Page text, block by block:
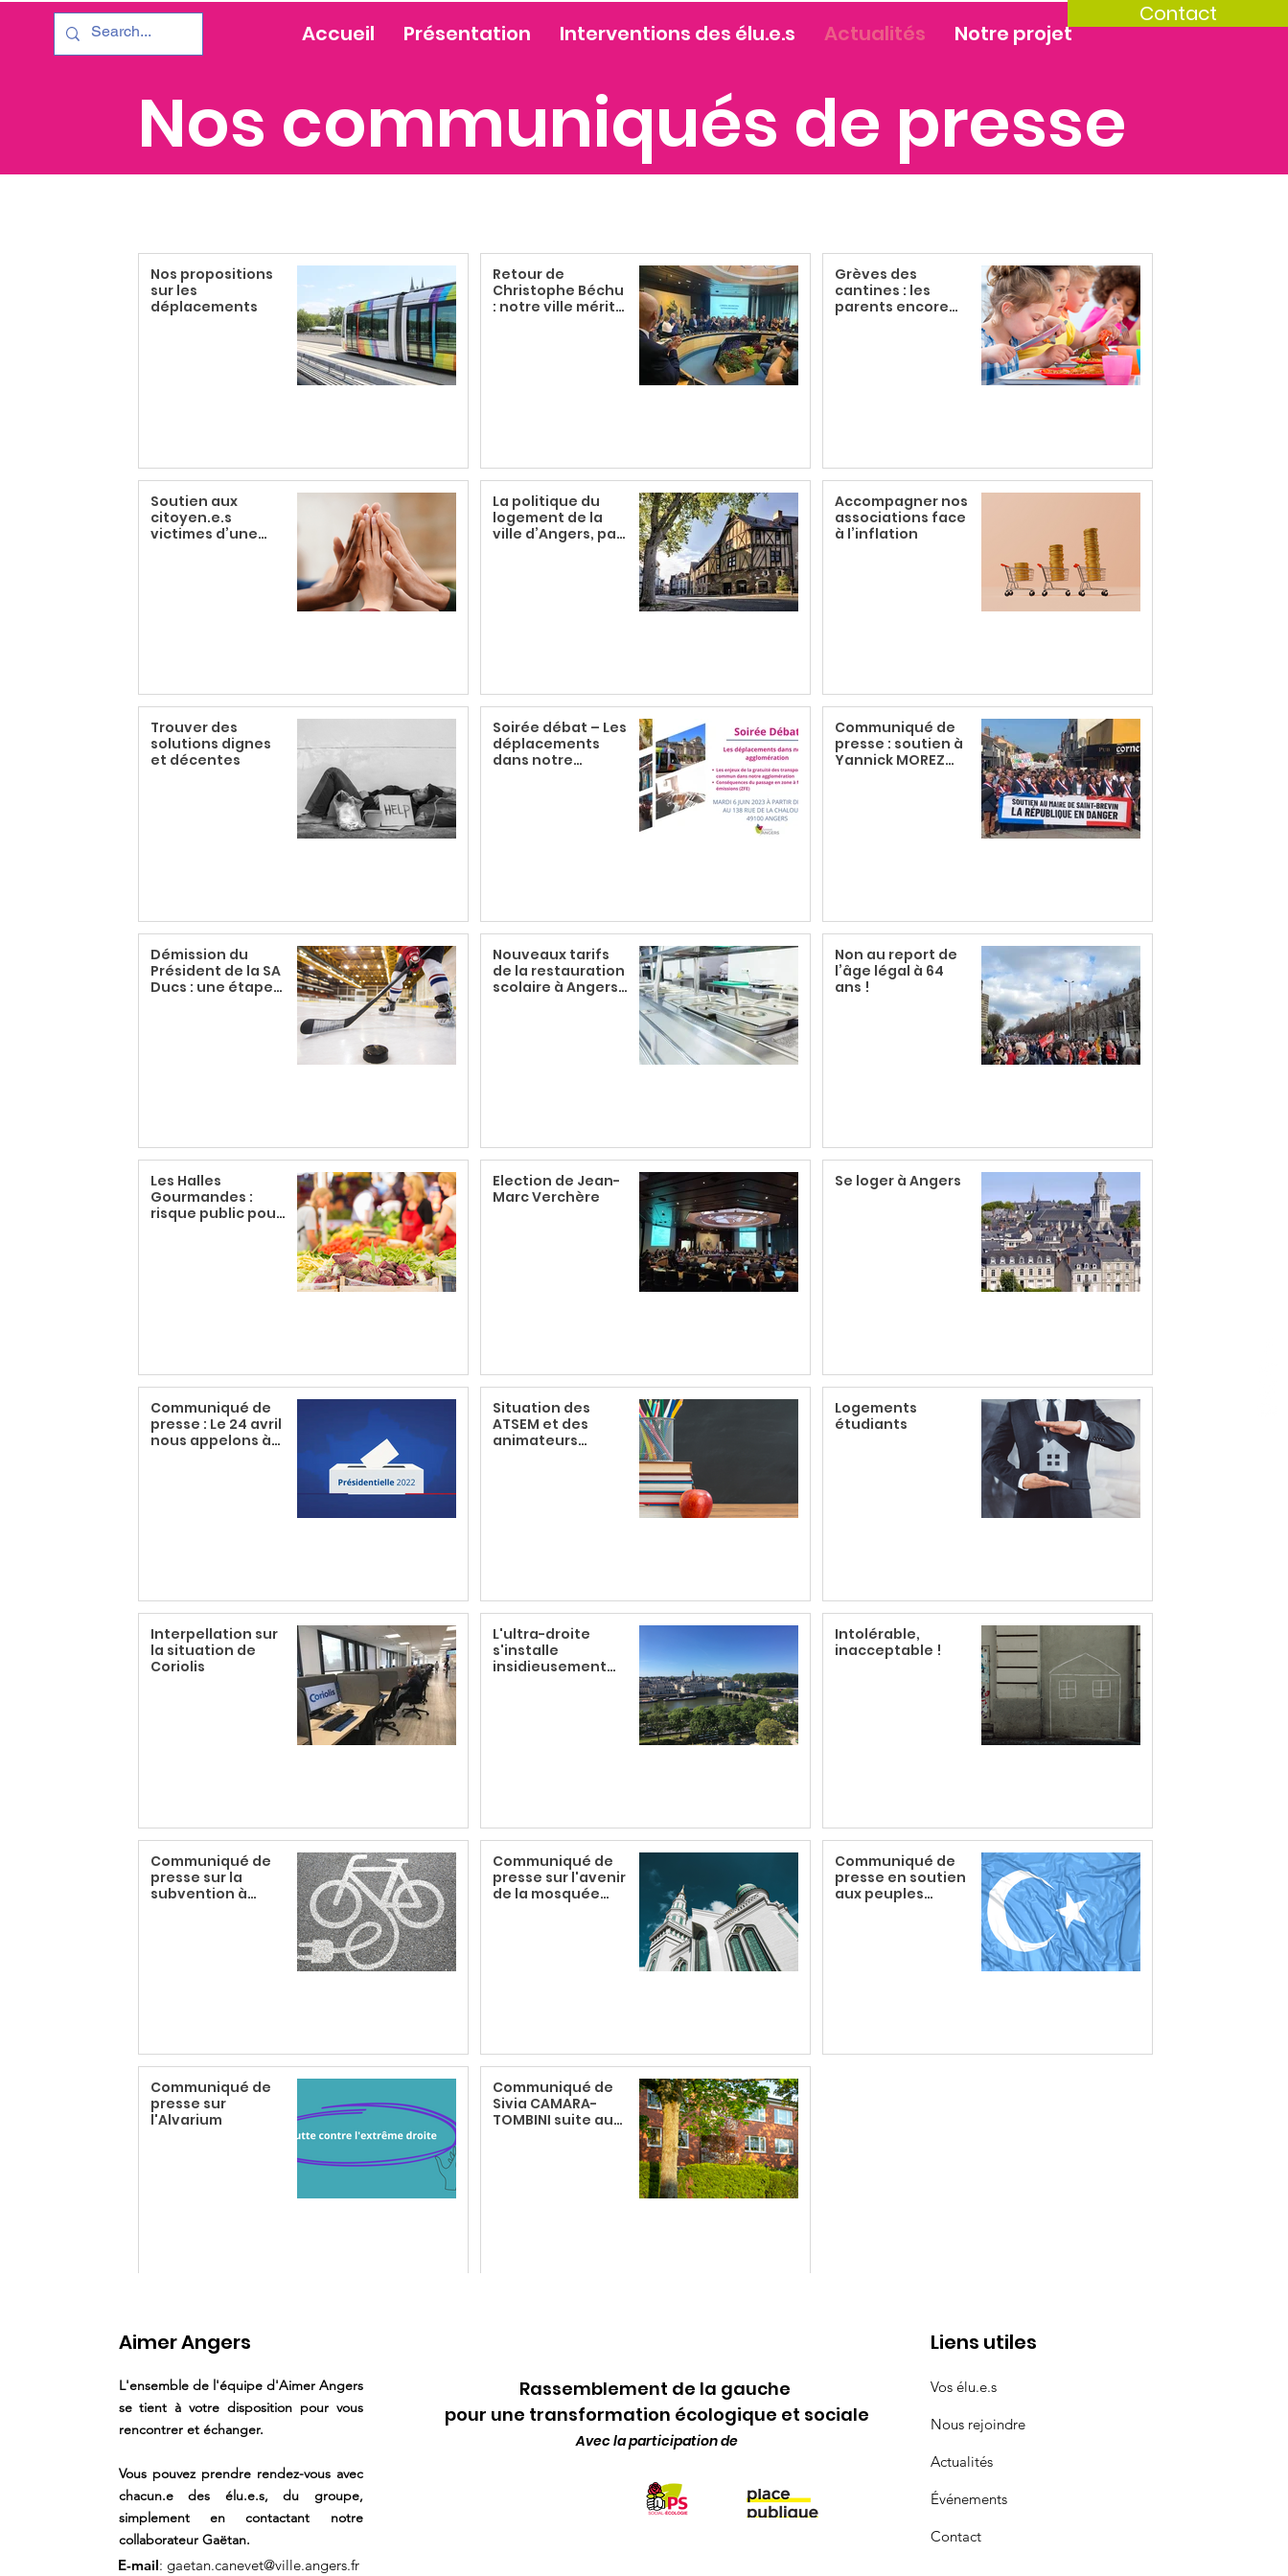
Contact
Accueil Présentation Interventions des élu.e.s Actualités Notre projet
Nos communiqués de presse
Nos propositions
sur les
déplacements
Retour de
Christophe Béchu
: notre ville mérite
Grèves des
cantines : les
parents encore
Soutien aux
citoyen.e.s
victimes d’une
La politique du
logement de la
ville d’Angers, par
Accompagner nos
associations face
à l’inflation
Trouver des
solutions dignes
et décentes
Soirée débat – Les
déplacements
dans notre
Communiqué de
presse : soutien à
Yannick MOREZ
Démission du
Président de la SA
Ducs : une étape
Nouveaux tarifs
de la restauration
scolaire à Angers :
Non au report de
l’âge légal à 64
ans !
Les Halles
Gourmandes :
risque public pour
Election de Jean-
Marc Verchère
Se loger à Angers
Communiqué de
presse : Le 24 avril
nous appelons à
Situation des
ATSEM et des
animateurs
Logements
étudiants
Interpellation sur
la situation de
Coriolis
L'ultra-droite
s'installe
insidieusement
Intolérable,
inacceptable !
Communiqué de
presse sur la
subvention à
Communiqué de
presse sur l'avenir
de la mosquée
Communiqué de
presse en soutien
aux peuples
Communiqué de
presse sur
l'Alvarium
Communiqué de
Sivia CAMARA-
TOMBINI suite au
Aimer Angers
L'ensemble de l'équipe d'Aimer Angers
se tient à votre disposition pour vous
rencontrer et échanger.
Vous pouvez prendre rendez-vous avec
chacun.e des élu.e.s, du groupe,
simplement en contactant notre
collaborateur Gaëtan.
E-mail: gaetan.canevet@ville.angers.fr
Rassemblement de la gauche
pour une transformation écologique et sociale
Avec la participation de
Liens utiles
Vos élu.e.s
Nous rejoindre
Actualités
Événements
Contact